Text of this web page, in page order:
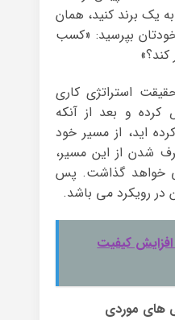
یک برند کنید، همان
بپرسید: «کسب
استراتژی کاری
و بعد از آنکه
اید، از مسیر خود
شدن از این مسیر،
خواهد گذاشت. پس
در رویکرد می باشد.
افزایش کیفیت